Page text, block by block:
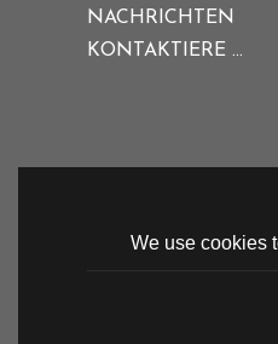
NACHRICHTEN
KONTAKTIERE UNS
We use cookies